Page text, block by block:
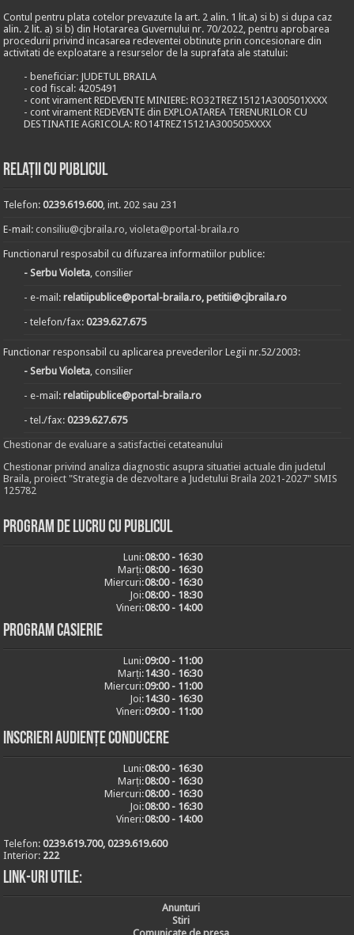
Contul pentru plata cotelor prevazute la art. 2 alin. 1 lit.a) si b) si dupa caz
alin. 2 lit. a) si b) din Hotararea Guvernului nr. 70/2022, pentru aprobarea
procedurii privind incasarea redeventei obtinute prin concesionare din
activitati de exploatare a resurselor de la suprafata ale statului:
- beneficiar: JUDETUL BRAILA
- cod fiscal: 4205491
- cont virament REDEVENTE MINIERE: RO32TREZ15121A300501XXXX
- cont virament REDEVENTE din EXPLOATAREA TERENURILOR CU
DESTINATIE AGRICOLA: RO14TREZ15121A300505XXXX
Relații cu publicul
Telefon:0239.619.600, int. 202 sau 231
E-mail:consiliu@cjbraila.ro,violeta@portal-braila.ro
Functionarul resposabil cu difuzarea informatiilor publice:
- Serbu Violeta, consilier
- e-mail:relatiipublice@portal-braila.ro, petitii@cjbraila.ro
- telefon/fax:0239.627.675
Functionar responsabil cu aplicarea prevederilor Legii nr.52/2003:
- Serbu Violeta, consilier
- e-mail:relatiipublice@portal-braila.ro
- tel./fax:0239.627.675
Chestionar de evaluare a satisfactiei cetateanului
Chestionar privind analiza diagnostic asupra situatiei actuale din judetul
Braila, proiect "Strategia de dezvoltare a Judetului Braila 2021-2027" SMIS
125782
Program de lucru cu publicul
Luni:08:00 - 16:30
Marți:08:00 - 16:30
Miercuri:08:00 - 16:30
Joi:08:00 - 18:30
Vineri:08:00 - 14:00
Program casierie
Luni:09:00 - 11:00
Marți:14:30 - 16:30
Miercuri:09:00 - 11:00
Joi:14:30 - 16:30
Vineri:09:00 - 11:00
Inscrieri audiențe conducere
Luni:08:00 - 16:30
Marți:08:00 - 16:30
Miercuri:08:00 - 16:30
Joi:08:00 - 16:30
Vineri:08:00 - 14:00
Telefon:0239.619.700, 0239.619.600
Interior: 222
Link-uri utile:
Anunturi
Stiri